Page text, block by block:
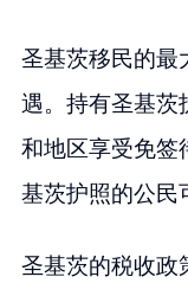
圣基茨移民的最
遇。持有圣基茨
和地区享受免签
基茨护照的公民
圣基茨的税收政